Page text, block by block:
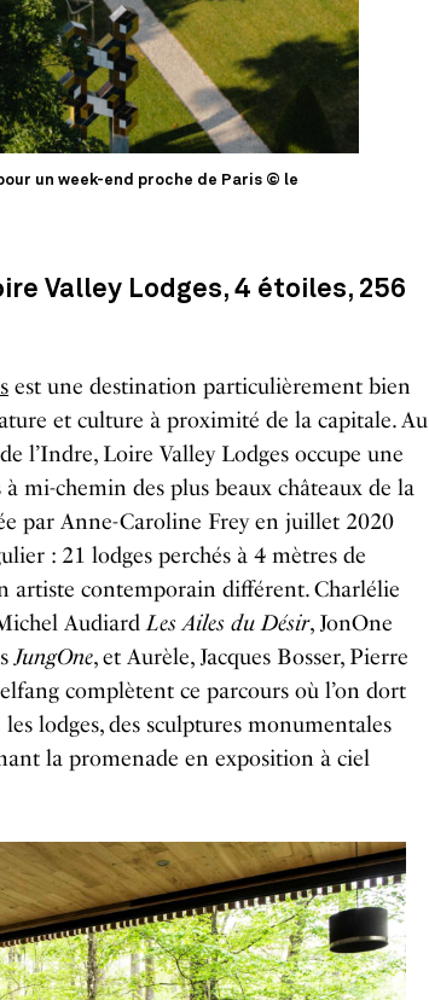
un week-end proche de Paris © le
Valley Lodges, 4 étoiles, 256
est une destination particulièrement bien
et culture à proximité de la capitale. Au
l’Indre, Loire Valley Lodges occupe une
mi-chemin des plus beaux châteaux de la
par Anne-Caroline Frey en juillet 2020
: 21 lodges perchés à 4 mètres de
artiste contemporain différent. Charlélie
AudiardLes Ailes du Désir, JonOne
JungOne, et Aurèle, Jacques Bosser, Pierre
complètent ce parcours où l’on dort
lodges, des sculptures monumentales
la promenade en exposition à ciel